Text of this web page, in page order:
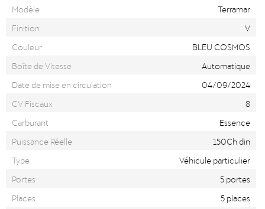
Modèle
Terramar
Finition
V
Couleur
BLEU COSMOS
Boîte de Vitesse
Automatique
Date de mise en circulation
04/09/2024
CV Fiscaux
8
Carburant
Essence
Puissance Réelle
150Ch din
Type
Véhicule particulier
Portes
5 portes
Places
5 places